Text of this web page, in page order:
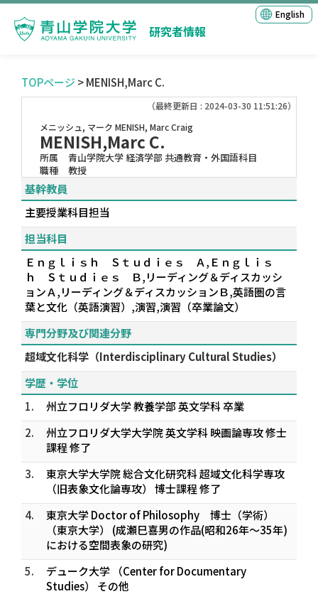
研究者情報
English
TOPページ > MENISH,Marc C.
（最終更新日 : 2024-03-30 11:51:26）
メニッシュ, マーク MENISH, Marc Craig
MENISH,Marc C.
所属
青山学院大学 経済学部 共通教育・外国語科目
職種
教授
基幹教員
主要授業科目担当
担当科目
Ｅｎｇｌｉｓｈ Ｓｔｕｄｉｅｓ Ａ,Ｅｎｇｌｉｓ
ｈ Ｓｔｕｄｉｅｓ Ｂ,リーディング＆ディスカッシ
ョンＡ,リーディング＆ディスカッションＢ,英語圏の言
葉と文化（英語演習）,演習,演習（卒業論文）
専門分野及び関連分野
超域文化科学（Interdisciplinary Cultural Studies）
学歴・学位
1.
州立フロリダ大学 教養学部 英文学科 卒業
2.
州立フロリダ大学大学院 英文学科 映画論専攻 修士
課程 修了
3.
東京大学大学院 総合文化研究科 超域文化科学専攻
（旧表象文化論専攻） 博士課程 修了
4.
東京大学 Doctor of Philosophy 博士（学術）
（東京大学） (成瀬巳喜男の作品(昭和26年～35年)
における空間表象の研究)
5.
デューク大学 （Center for Documentary
Studies） その他